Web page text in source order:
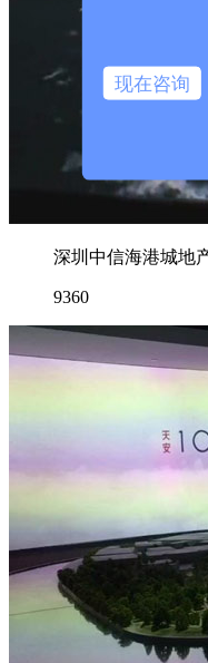
深圳中信海港城地
9360
现在咨询